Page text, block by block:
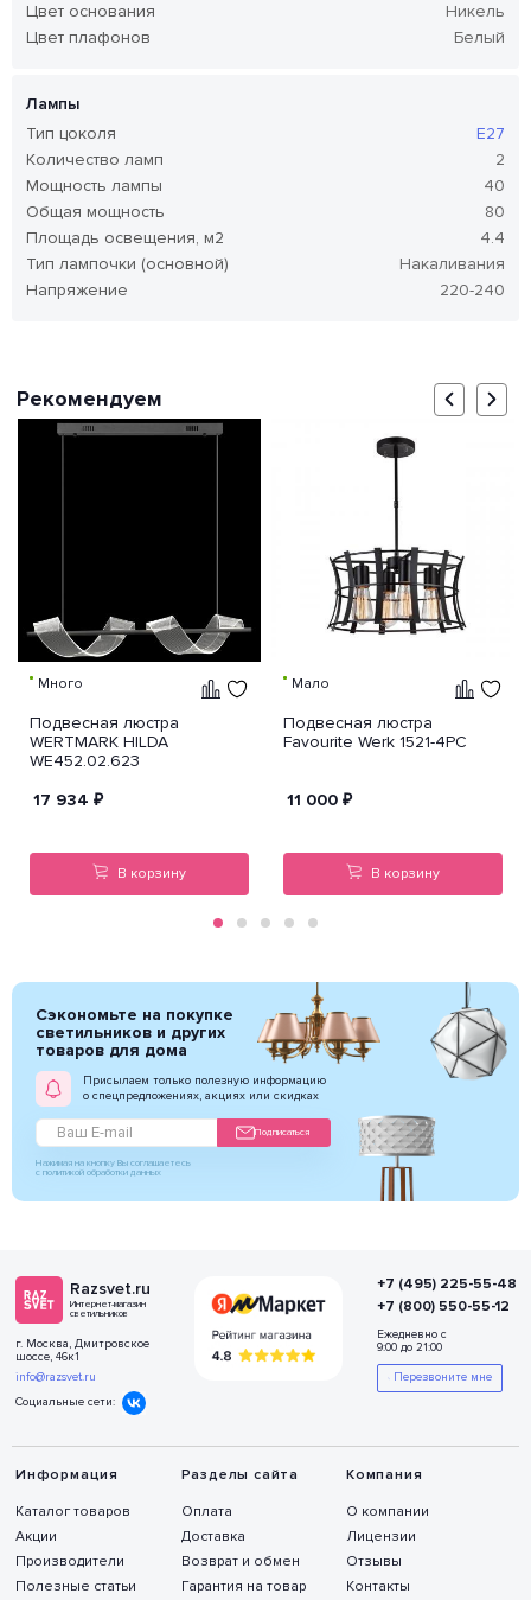
Цвет основания
Никель
Цвет плафонов
Белый
Лампы
Тип цоколя
E27
Количество ламп
2
Мощность лампы
40
Общая мощность
80
Площадь освещения, м2
4.4
Тип лампочки (основной)
Накаливания
Напряжение
220-240
Рекомендуем
Много
Подвесная люстра
WERTMARK HILDA
WE452.02.623
17 934 ₽
В корзину
Мало
Подвесная люстра
Favourite Werk 1521-4PC
11 000 ₽
В корзину
Сэкономьте на покупке
светильников и других
товаров для дома
Присылаем только полезную информацию
о спецпредложениях, акциях или скидках
Подписаться
Нажимая на кнопку Вы соглашаетесь
с политикой обработки данных
Razsvet.ru
Интернет-магазин
светильников
г. Москва, Дмитровское
шоссе, 46к1
info@razsvet.ru
Социальные сети:
Информация
Каталог товаров
Акции
Производители
Полезные статьи
Разделы сайта
Оплата
Доставка
Возврат и обмен
Гарантия на товар
Компания
О компании
Лицензии
Отзывы
Контакты
+7 (495) 225-55-48
+7 (800) 550-55-12
Ежедневно с
9:00 до 21:00
Перезвоните мне